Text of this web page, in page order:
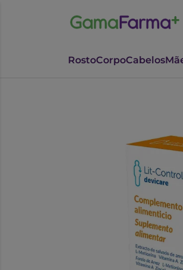
RostoCorpoCabelos